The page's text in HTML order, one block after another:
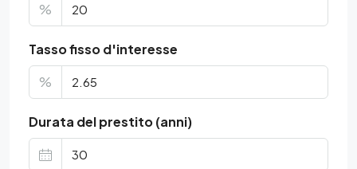
%
Tasso fisso d'interesse
%
Durata del prestito (anni)